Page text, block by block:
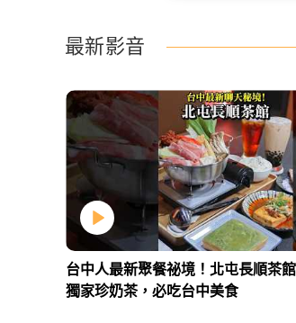
最新影音
台中人最新聚餐祕境！北屯長順茶
獨家珍奶茶，必吃台中美食